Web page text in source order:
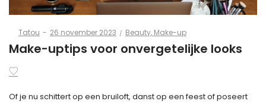
ByTatou
Posted
26 november 2023
Posted
Beauty Make-up
Make-uptips voor onvergetelijke looks
Of je nu schittert op een bruiloft, danst op een feest of poseert